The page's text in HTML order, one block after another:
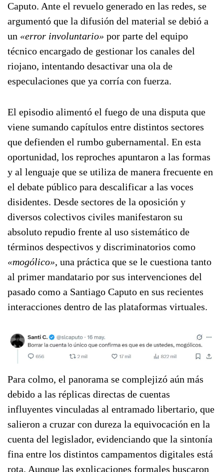
Caputo. Ante el revuelo generado en las redes, se
argumentó que la difusión del material se debió a
un «error involuntario» por parte del equipo
técnico encargado de gestionar los canales del
riojano, intentando desactivar una ola de
especulaciones que ya corría con fuerza.
El episodio alimentó el fuego de una disputa que
viene sumando capítulos entre distintos sectores
que defienden el rumbo gubernamental. En esta
oportunidad, los reproches apuntaron a las formas
y al lenguaje que se utiliza de manera frecuente en
el debate público para descalificar a las voces
disidentes. Desde sectores de la oposición y
diversos colectivos civiles manifestaron su
absoluto repudio frente al uso sistemático de
términos despectivos y discriminatorios como
«mogólico», una práctica que se le cuestiona tanto
al primer mandatario por sus intervenciones del
pasado como a Santiago Caputo en sus recientes
interacciones dentro de las plataformas virtuales.
Para colmo, el panorama se complejizó aún más
debido a las réplicas directas de cuentas
influyentes vinculadas al entramado libertario, que
salieron a cruzar con dureza la equivocación en la
cuenta del legislador, evidenciando que la sintonía
fina entre los distintos campamentos digitales está
rota. Aunque las explicaciones formales buscaron